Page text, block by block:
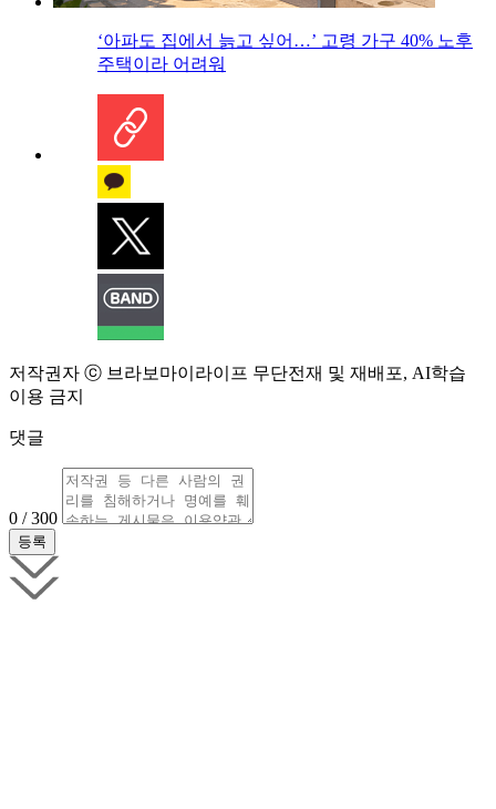
‘아파도 집에서 늙고 싶어…’ 고령 가구 40% 노후
주택이라 어려워
저작권자 ⓒ 브라보마이라이프 무단전재 및 재배포, AI학습
이용 금지
댓글
0 / 300